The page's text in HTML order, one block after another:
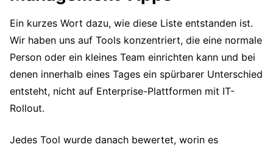
Ein kurzes Wort dazu, wie diese Liste entstanden ist.
Wir haben uns auf Tools konzentriert, die eine normale
Person oder ein kleines Team einrichten kann und bei
denen innerhalb eines Tages ein spürbarer Unterschied
entsteht, nicht auf Enterprise-Plattformen mit IT-
Rollout.
Jedes Tool wurde danach bewertet, worin es